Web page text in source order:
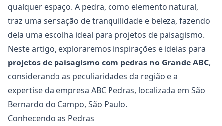
qualquer espaço. A pedra, como elemento natural,
traz uma sensação de tranquilidade e beleza, fazendo
dela uma escolha ideal para projetos de paisagismo.
Neste artigo, exploraremos inspirações e ideias para
projetos de paisagismo com pedras no Grande ABC,
considerando as peculiaridades da região e a
expertise da empresa ABC Pedras, localizada em São
Bernardo do Campo, São Paulo.
Conhecendo as Pedras